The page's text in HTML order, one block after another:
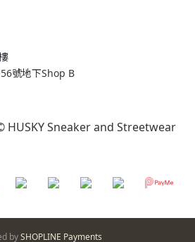
號地下Shop B
HUSKY Sneaker and Streetwear
bySHOPLINE Payments